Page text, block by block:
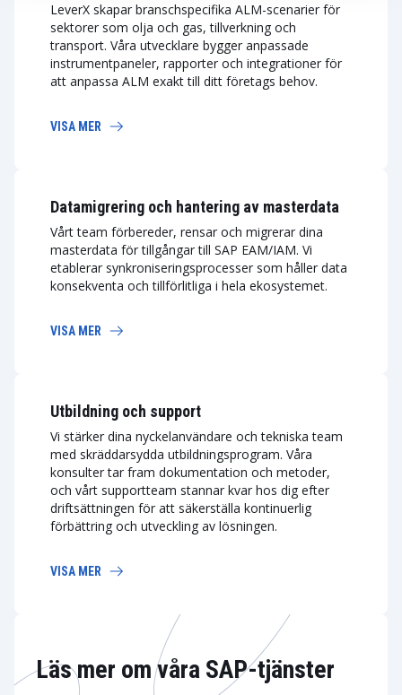
LeverX skapar branschspecifika ALM-scenarier för
sektorer som olja och gas, tillverkning och
transport. Våra utvecklare bygger anpassade
instrumentpaneler, rapporter och integrationer för
att anpassa ALM exakt till ditt företags behov.
VISA MER
Datamigrering och hantering av masterdata
Vårt team förbereder, rensar och migrerar dina
masterdata för tillgångar till SAP EAM/IAM. Vi
etablerar synkroniseringsprocesser som håller data
konsekventa och tillförlitliga i hela ekosystemet.
VISA MER
Utbildning och support
Vi stärker dina nyckelanvändare och tekniska team
med skräddarsydda utbildningsprogram. Våra
konsulter tar fram dokumentation och metoder,
och vårt supportteam stannar kvar hos dig efter
driftsättningen för att säkerställa kontinuerlig
förbättring och utveckling av lösningen.
VISA MER
Läs mer om våra SAP-tjänster